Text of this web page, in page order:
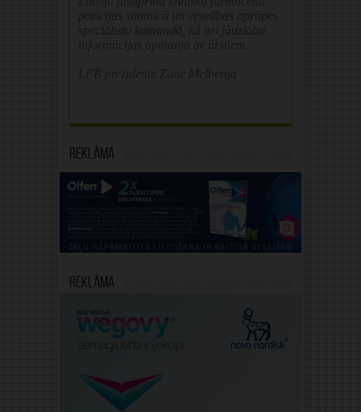
Reklāma
Reklāma